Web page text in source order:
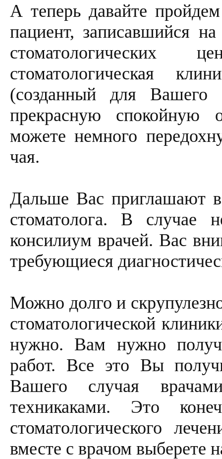
А теперь давайте
пациент, записавшийся
стоматологическая
(созданный для Вашего
прекрасную спокойную
можете немного
чая.
Дальше Вас приглашают в
стоматолога. В случае
консилиум врачей. Вас
требующиеся
Можно долго и
стоматологической
нужно. Вам нужно
работ. Все это Вы
Вашего случая
техникаками. Это
стоматологического
вместе с врачом выберете